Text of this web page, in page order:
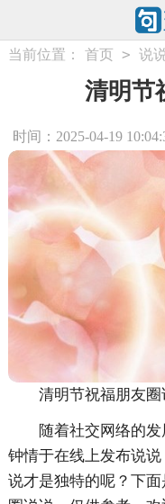
当前位置： 首页 > 说
清明节
时间：2025-04-19
清明节祝福朋友圈
随着社交网络的
钟情于在线上发布说
说才是独特的呢？下